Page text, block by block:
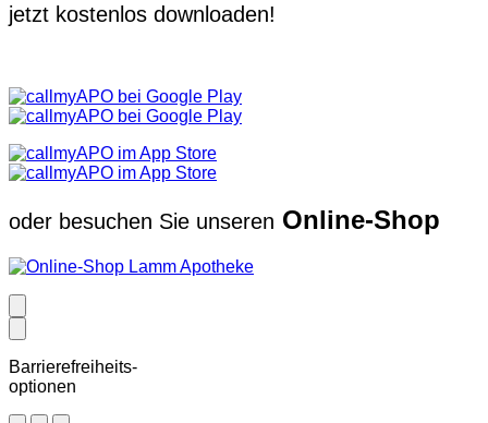
jetzt kostenlos downloaden!
oder besuchen Sie unseren Online-Shop
Barrierefreiheits-
optionen